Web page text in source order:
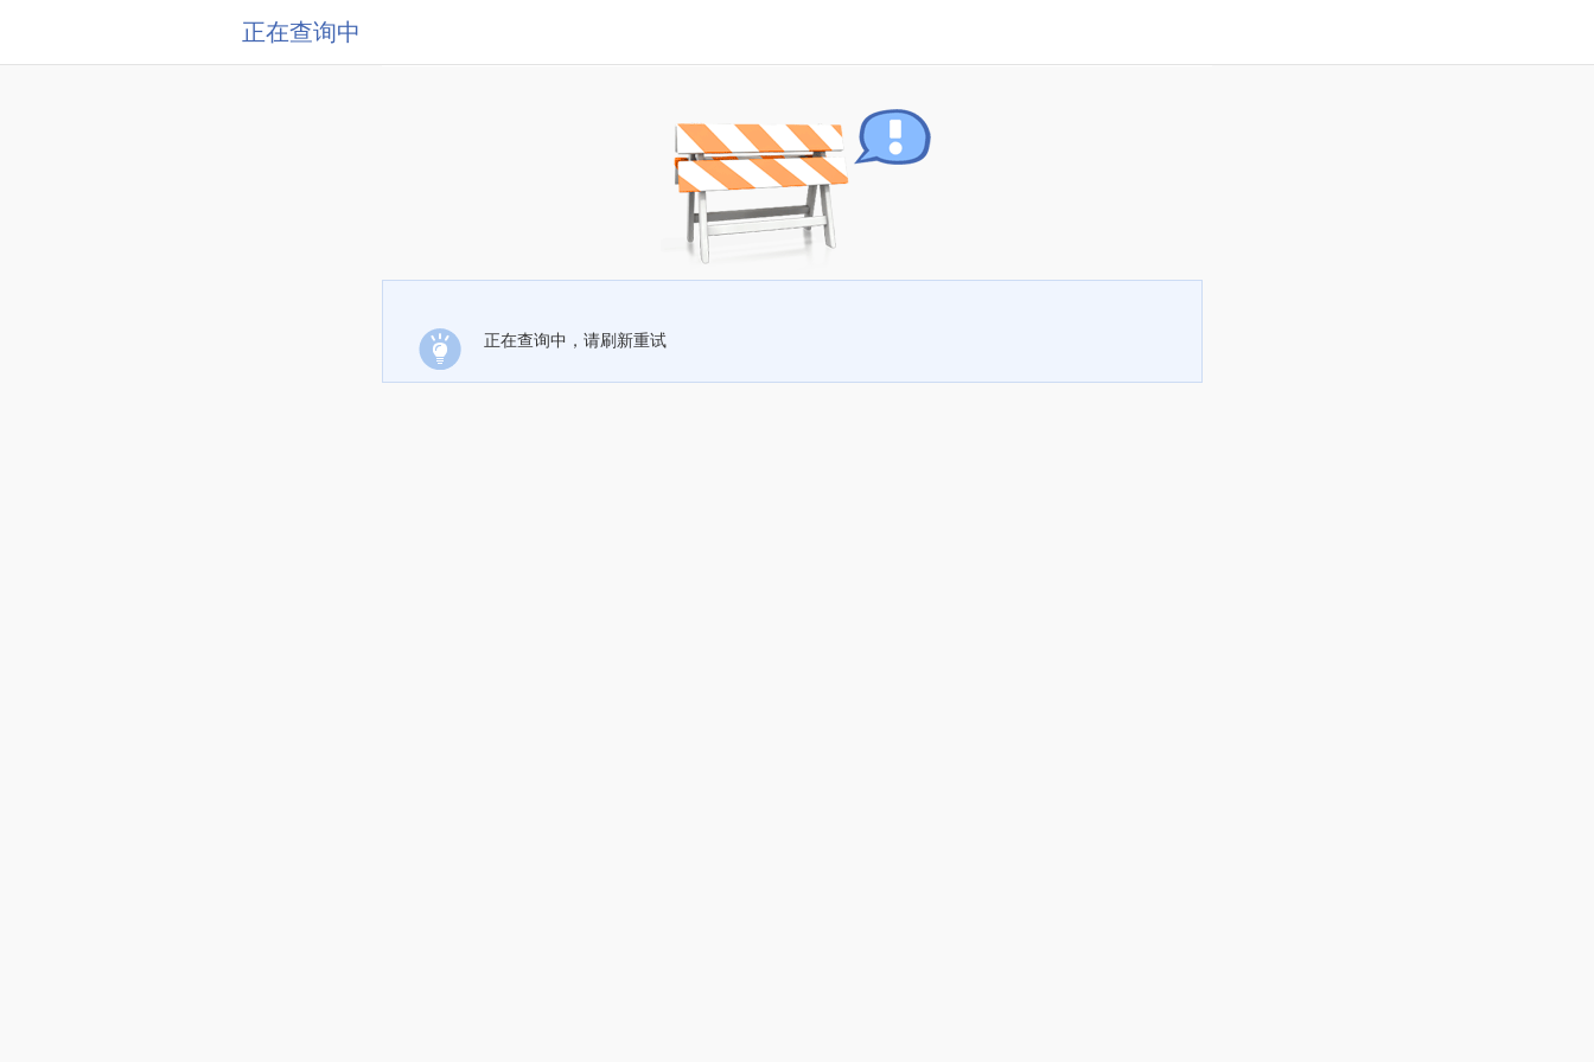
正在查询中
正在查询中，请刷新重试